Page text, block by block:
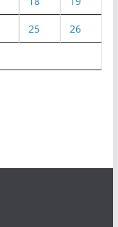
25 26